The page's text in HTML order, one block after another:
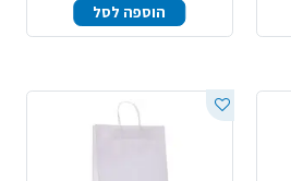
הוספה לסל